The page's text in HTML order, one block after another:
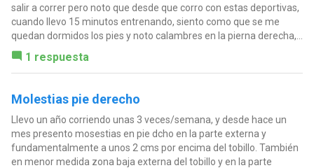
salir a correr pero noto que desde que corro con estas deportivas,
cuando llevo 15 minutos entrenando, siento como que se me
quedan dormidos los pies y noto calambres en la pierna derecha,...
1 respuesta
Molestias pie derecho
Llevo un año corriendo unas 3 veces/semana, y desde hace un
mes presento mosestias en pie dcho en la parte externa y
fundamentalmente a unos 2 cms por encima del tobillo. También
en menor medida zona baja externa del tobillo y en la parte